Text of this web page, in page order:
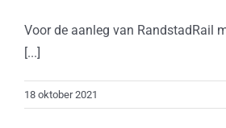
Voor de aanleg van RandstadRail
[...]
18 oktober 2021